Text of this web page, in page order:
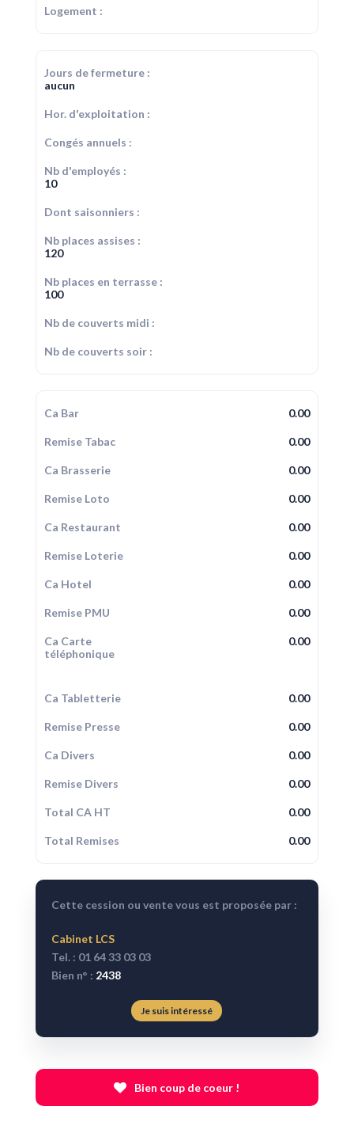
Logement :
Jours de fermeture :
aucun
Hor. d'exploitation :
Congés annuels :
Nb d'employés :
10
Dont saisonniers :
Nb places assises :
120
Nb places en terrasse :
100
Nb de couverts midi :
Nb de couverts soir :
Ca Bar 0.00
Remise Tabac 0.00
Ca Brasserie 0.00
Remise Loto 0.00
Ca Restaurant 0.00
Remise Loterie 0.00
Ca Hotel 0.00
Remise PMU 0.00
Ca Carte
téléphonique
0.00
Ca Tabletterie 0.00
Remise Presse 0.00
Ca Divers 0.00
Remise Divers 0.00
Total CA HT 0.00
Total Remises 0.00
Cette cession ou vente vous est proposée par :
Cabinet LCS
Tel. : 01 64 33 03 03
Bien n° : 2438
Je suis intéressé
Bien coup de coeur !